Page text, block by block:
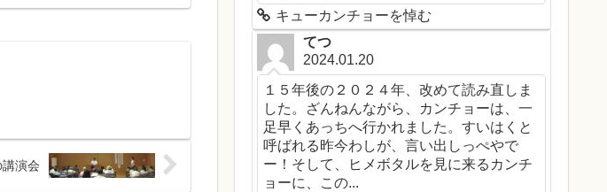
演会
キューカンチョーを悼む
てつ
2024.01.20
１５年後の２０２４年、改めて読み直しま
した。ざんねんながら、カンチョーは、一
足早くあっちへ行かれました。すいはくと
呼ばれる昨今わしが、言い出しっぺやで
ー！そして、ヒメボタルを見に来るカンチ
ョーに、この...